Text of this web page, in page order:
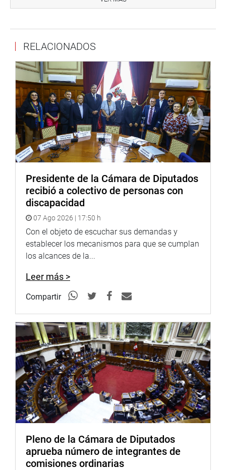
RELACIONADOS
Presidente de la Cámara de Diputados
recibió a colectivo de personas con
discapacidad
07 Ago 2026 | 17:50 h
Con el objeto de escuchar sus demandas y
establecer los mecanismos para que se cumplan
los alcances de la...
Leer más >
Compartir
Pleno de la Cámara de Diputados
aprueba número de integrantes de
comisiones ordinarias